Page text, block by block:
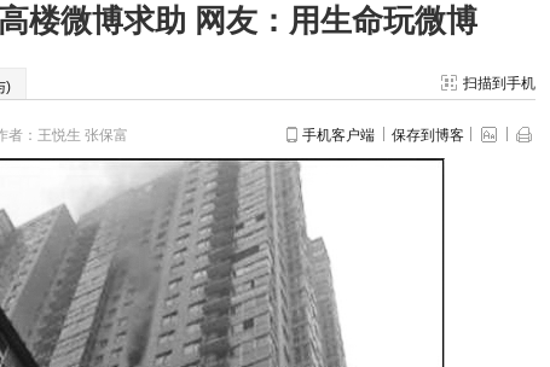
楼微博求助 网友：用生命玩微博
) 扫描到手机
者：王悦生 张保富 手机客户端 保存到博客